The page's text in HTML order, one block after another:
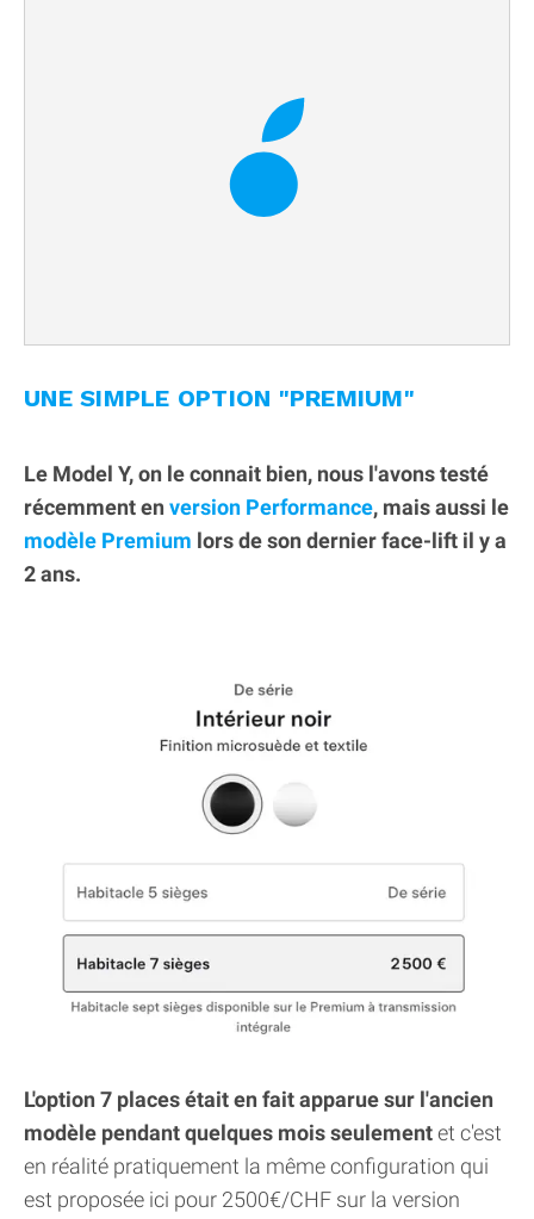
UNE SIMPLE OPTION "PREMIUM"
Le Model Y, on le connait bien, nous l'avons testé
récemment en version Performance, mais aussi le
modèle Premium lors de son dernier face-lift il y a
2 ans.
L'option 7 places était en fait apparue sur l'ancien
modèle pendant quelques mois seulementet c'est
en réalité pratiquement la même configuration qui
est proposée ici pour 2500€/CHF sur la version